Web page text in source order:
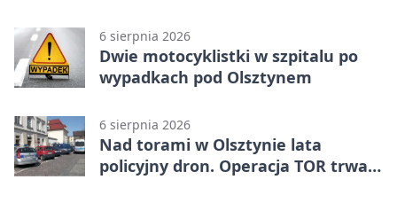
6 sierpnia 2026
Dwie motocyklistki w szpitalu po
wypadkach pod Olsztynem
6 sierpnia 2026
Nad torami w Olsztynie lata
policyjny dron. Operacja TOR trwa